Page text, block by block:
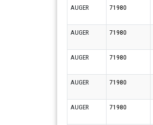
AUGER 71980
AUGER 71980
AUGER 71980
AUGER 71980
AUGER 71980